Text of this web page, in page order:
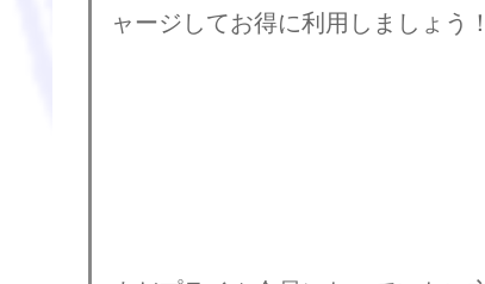
ャージしてお得に利用しましょう